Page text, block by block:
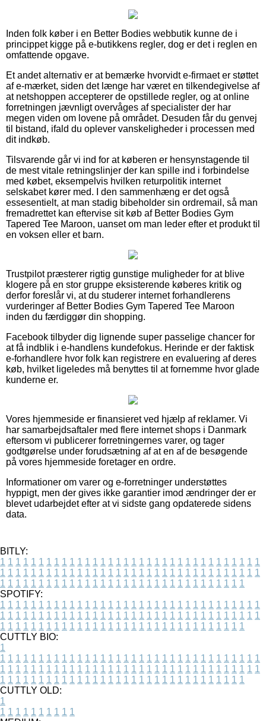
Inden folk køber i en Better Bodies webbutik kunne de i
princippet kigge på e-butikkens regler, dog er det i reglen en
omfattende opgave.
Et andet alternativ er at bemærke hvorvidt e-firmaet er støttet
af e-mærket, siden det længe har været en tilkendegivelse af
at netshoppen accepterer de opstillede regler, og at online
forretningen jævnligt overvåges af specialister der har
megen viden om lovene på området. Desuden får du genvej
til bistand, ifald du oplever vanskeligheder i processen med
dit indkøb.
Tilsvarende går vi ind for at køberen er hensynstagende til
de mest vitale retningslinjer der kan spille ind i forbindelse
med købet, eksempelvis hvilken returpolitik internet
selskabet kører med. I den sammenhæng er det også
essesentielt, at man stadig bibeholder sin ordremail, så man
fremadrettet kan eftervise sit køb af Better Bodies Gym
Tapered Tee Maroon, uanset om man leder efter et produkt til
en voksen eller et barn.
Trustpilot præsterer rigtig gunstige muligheder for at blive
klogere på en stor gruppe eksisterende køberes kritik og
derfor foreslår vi, at du studerer internet forhandlerens
vurderinger af Better Bodies Gym Tapered Tee Maroon
inden du færdiggør din shopping.
Facebook tilbyder dig lignende super passelige chancer for
at få indblik i e-handlens kundefokus. Herinde er der faktisk
e-forhandlere hvor folk kan registrere en evaluering af deres
køb, hvilket ligeledes må benyttes til at fornemme hvor glade
kunderne er.
Vores hjemmeside er finansieret ved hjælp af reklamer. Vi
har samarbejdsaftaler med flere internet shops i Danmark
eftersom vi publicerer forretningernes varer, og tager
godtgørelse under forudsætning af at en af de besøgende
på vores hjemmeside foretager en ordre.
Informationer om varer og e-forretninger understøttes
hyppigt, men der gives ikke garantier imod ændringer der er
blevet udarbejdet efter at vi sidste gang opdaterede sidens
data.
BITLY:
1 1 1 1 1 1 1 1 1 1 1 1 1 1 1 1 1 1 1 1 1 1 1 1 1 1 1 1 1 1 1 1 1 1
1 1 1 1 1 1 1 1 1 1 1 1 1 1 1 1 1 1 1 1 1 1 1 1 1 1 1 1 1 1 1 1 1 1
1 1 1 1 1 1 1 1 1 1 1 1 1 1 1 1 1 1 1 1 1 1 1 1 1 1 1 1 1 1 1 1
SPOTIFY:
1 1 1 1 1 1 1 1 1 1 1 1 1 1 1 1 1 1 1 1 1 1 1 1 1 1 1 1 1 1 1 1 1 1
1 1 1 1 1 1 1 1 1 1 1 1 1 1 1 1 1 1 1 1 1 1 1 1 1 1 1 1 1 1 1 1 1 1
1 1 1 1 1 1 1 1 1 1 1 1 1 1 1 1 1 1 1 1 1 1 1 1 1 1 1 1 1 1 1 1
CUTTLY BIO:
1
1 1 1 1 1 1 1 1 1 1 1 1 1 1 1 1 1 1 1 1 1 1 1 1 1 1 1 1 1 1 1 1 1 1
1 1 1 1 1 1 1 1 1 1 1 1 1 1 1 1 1 1 1 1 1 1 1 1 1 1 1 1 1 1 1 1 1 1
1 1 1 1 1 1 1 1 1 1 1 1 1 1 1 1 1 1 1 1 1 1 1 1 1 1 1 1 1 1 1 1
CUTTLY OLD:
1
1 1 1 1 1 1 1 1 1 1